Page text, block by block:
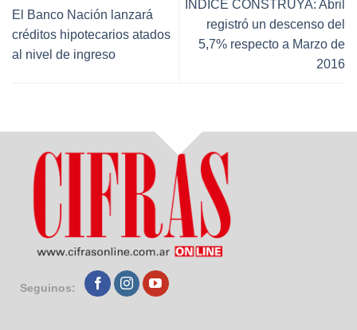
El Banco Nación lanzará
créditos hipotecarios atados
al nivel de ingreso
ÍNDICE CONSTRUYA: Abril
registró un descenso del
5,7% respecto a Marzo de
2016
Seguinos: